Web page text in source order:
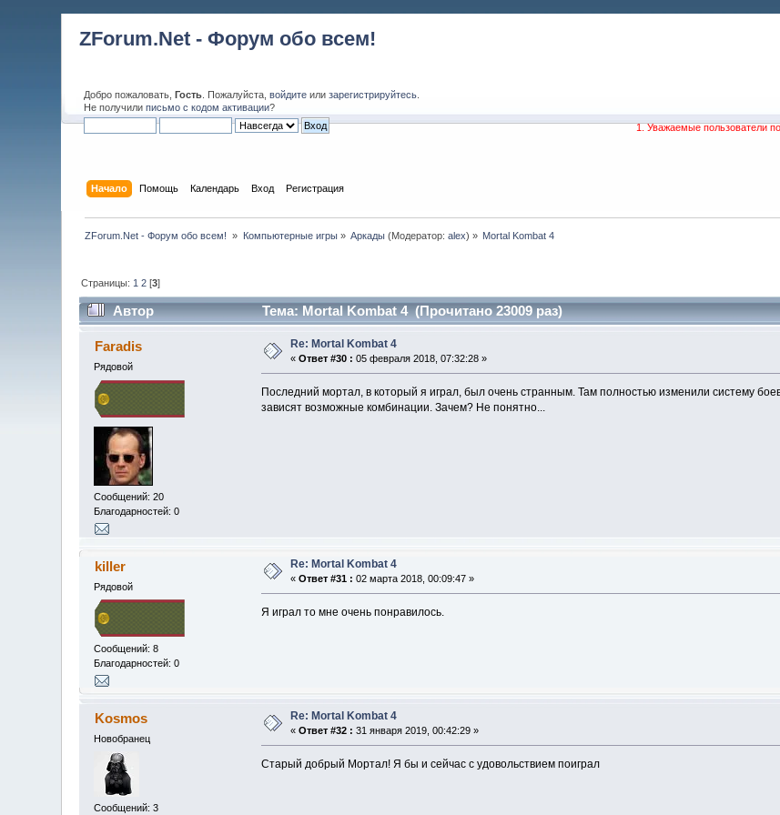
ZForum.Net - Форум обо всем!
Добро пожаловать,Гость . Пожалуйста,войдите илизарегистрируйтесь
Не получилиписьмо с кодом активации?
1. Уважаемые пользователи
Начало Помощь Календарь Вход Регистрация
ZForum.Net - Форум обо всем! » Компьютерные игры» Аркады (Модератор:alex) » Mortal Kombat 4
Страницы: 1 2 [3]
Автор Тема: Mortal Kombat 4 (Прочитано 23009 раз)
Faradis
Рядовой
Сообщений: 20
Благодарностей: 0
Re: Mortal Kombat 4
«Ответ #30 : 05 февраля 2018, 07:32:28 »
Последний мортал, в который я играл, был очень странным. Там полностью изменили систему
зависят возможные комбинации. Зачем? Не понятно...
killer
Рядовой
Сообщений: 8
Благодарностей: 0
Re: Mortal Kombat 4
«Ответ #31 : 02 марта 2018, 00:09:47 »
Я играл то мне очень понравилось.
Kosmos
Новобранец
Сообщений: 3
Re: Mortal Kombat 4
«Ответ #32 : 31 января 2019, 00:42:29 »
Старый добрый Мортал! Я бы и сейчас с удовольствием поиграл